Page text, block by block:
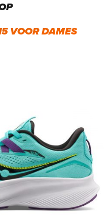
VOOR DAMES